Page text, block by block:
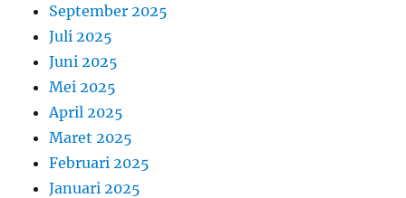
September 2025
Juli 2025
Juni 2025
Mei 2025
April 2025
Maret 2025
Februari 2025
Januari 2025